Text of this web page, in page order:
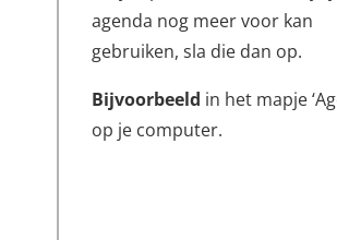
agenda nog meer voor kan
gebruiken, sla die dan op.
Bijvoorbeeld in het mapje
op je computer.